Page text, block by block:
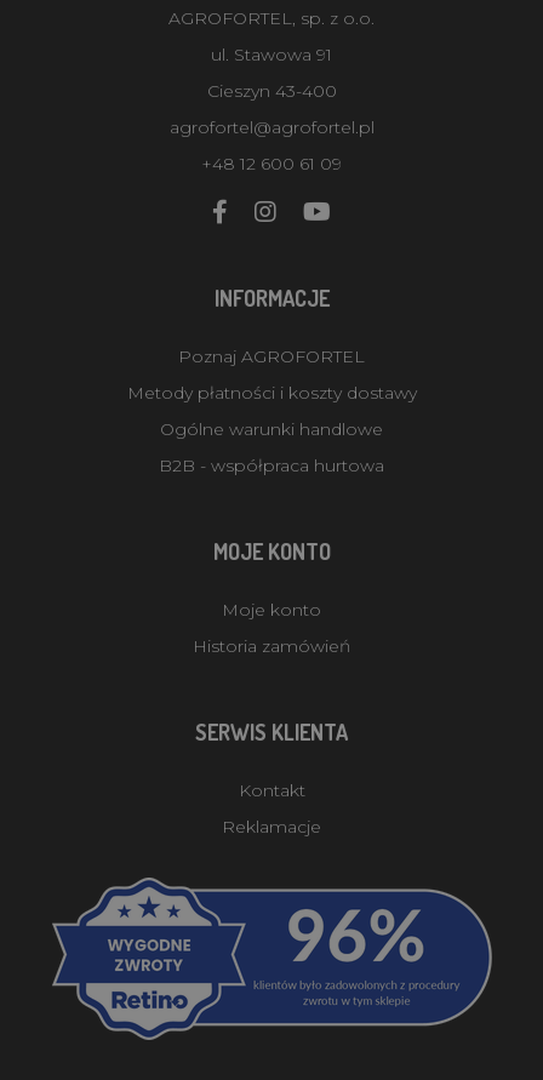
AGROFORTEL, sp. z o.o.
ul. Stawowa 91
Cieszyn 43-400
agrofortel@agrofortel.pl
+48 12 600 61 09
INFORMACJE
Poznaj AGROFORTEL
Metody płatności i koszty dostawy
Ogólne warunki handlowe
B2B - współpraca hurtowa
MOJE KONTO
Moje konto
Historia zamówień
SERWIS KLIENTA
Kontakt
Reklamacje